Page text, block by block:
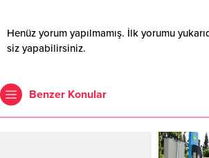
Henüz yorum yapılmamış. İlk yorumu
siz yapabilirsiniz.
Benzer Konular